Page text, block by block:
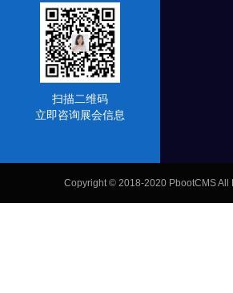
扫描二维码
立即咨询展会信息
Copyright © 2018-2020 PbootCMS